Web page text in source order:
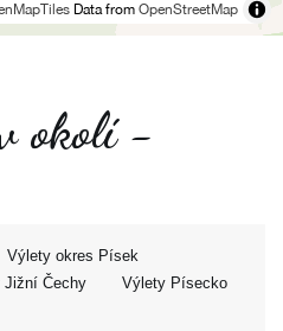
Data from OpenStreetMap
okolí -
Výlety okres Písek
Jižní Čechy
Výlety Písecko